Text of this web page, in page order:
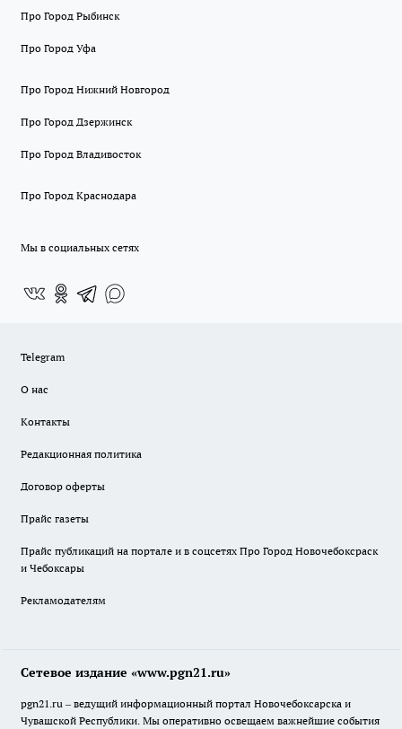
Про Город Рыбинск
Про Город Уфа
Про Город Нижний Новгород
Про Город Дзержинск
Про Город Владивосток
Про Город Краснодара
Мы в социальных сетях
Telegram
О нас
Контакты
Редакционная политика
Договор оферты
Прайс газеты
Прайс публикаций на портале и в соцсетях Про Город Новочебоксраск
и Чебоксары
Рекламодателям
Сетевое издание «www.pgn21.ru»
pgn21.ru – ведущий информационный портал Новочебоксарска и
Чувашской Республики. Мы оперативно освещаем важнейшие события